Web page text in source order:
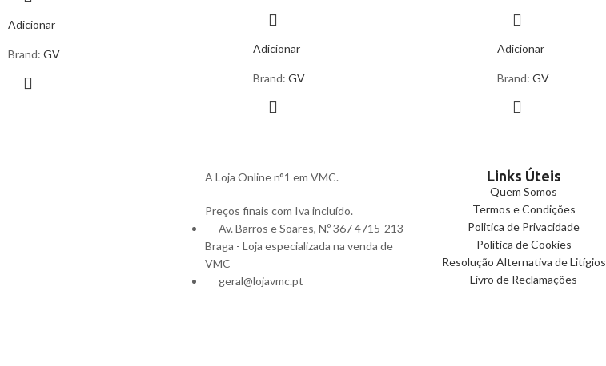
Adicionar
Brand: GV Adicionar
Brand: GV
Adicionar
Brand: GV
A Loja Online n°1 em VMC.
Preços finais com Iva incluído.
Av. Barros e Soares, N.º 367 4715-213
Braga - Loja especializada na venda de
VMC
geral@lojavmc.pt
Links Úteis
Quem Somos
Termos e Condições
Politica de Privacidade
Política de Cookies
Resolução Alternativa de Litígios
Livro de Reclamações